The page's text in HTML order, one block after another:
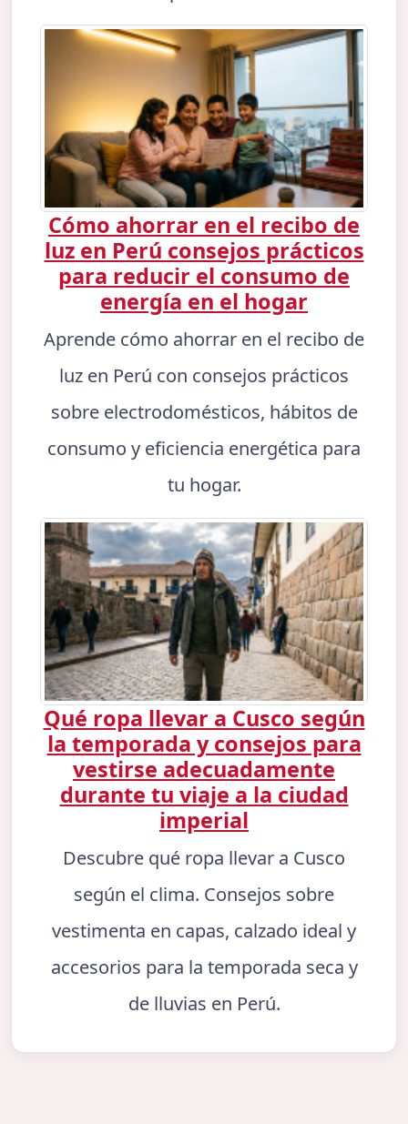
Cómo ahorrar en el recibo de
luz en Perú consejos prácticos
para reducir el consumo de
energía en el hogar
Aprende cómo ahorrar en el recibo de
luz en Perú con consejos prácticos
sobre electrodomésticos, hábitos de
consumo y eficiencia energética para
tu hogar.
Qué ropa llevar a Cusco según
la temporada y consejos para
vestirse adecuadamente
durante tu viaje a la ciudad
imperial
Descubre qué ropa llevar a Cusco
según el clima. Consejos sobre
vestimenta en capas, calzado ideal y
accesorios para la temporada seca y
de lluvias en Perú.